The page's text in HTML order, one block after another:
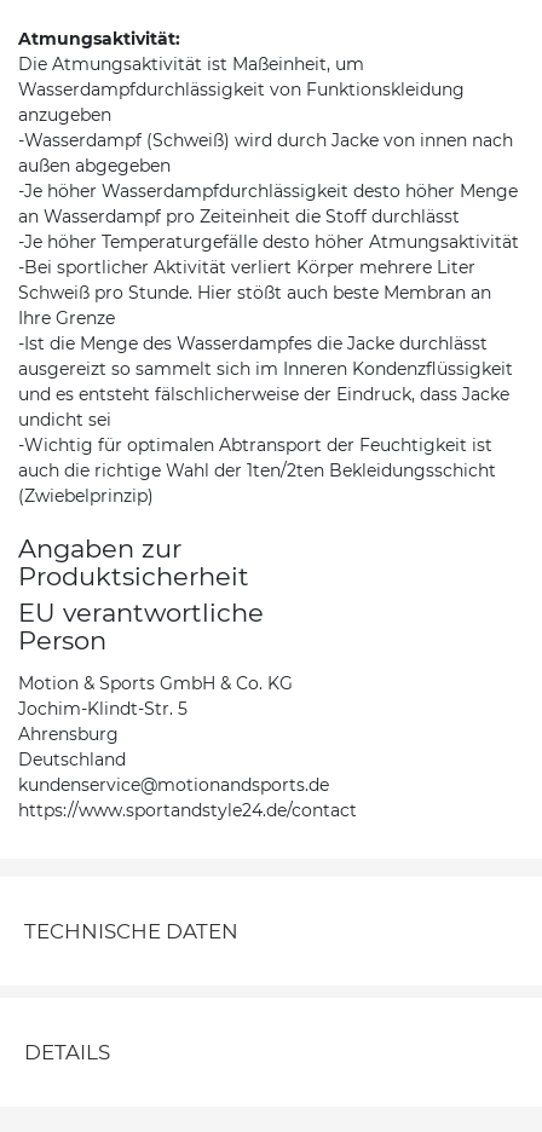
Atmungsaktivität:
Die Atmungsaktivität ist Maßeinheit, um
Wasserdampfdurchlässigkeit von Funktionskleidung
anzugeben
-Wasserdampf (Schweiß) wird durch Jacke von innen nach
außen abgegeben
-Je höher Wasserdampfdurchlässigkeit desto höher Menge
an Wasserdampf pro Zeiteinheit die Stoff durchlässt
-Je höher Temperaturgefälle desto höher Atmungsaktivität
-Bei sportlicher Aktivität verliert Körper mehrere Liter
Schweiß pro Stunde. Hier stößt auch beste Membran an
Ihre Grenze
-Ist die Menge des Wasserdampfes die Jacke durchlässt
ausgereizt so sammelt sich im Inneren Kondenzflüssigkeit
und es entsteht fälschlicherweise der Eindruck, dass Jacke
undicht sei
-Wichtig für optimalen Abtransport der Feuchtigkeit ist
auch die richtige Wahl der 1ten/2ten Bekleidungsschicht
(Zwiebelprinzip)
Angaben zur
Produktsicherheit
EU verantwortliche
Person
Motion & Sports GmbH & Co. KG
Jochim-Klindt-Str. 5
Ahrensburg
Deutschland
kundenservice@motionandsports.de
https://www.sportandstyle24.de/contact
TECHNISCHE DATEN
DETAILS